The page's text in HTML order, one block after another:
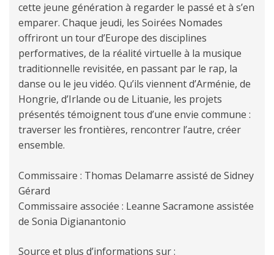
cette jeune génération à regarder le passé et à s’en
emparer. Chaque jeudi, les Soirées Nomades
offriront un tour d’Europe des disciplines
performatives, de la réalité virtuelle à la musique
traditionnelle revisitée, en passant par le rap, la
danse ou le jeu vidéo. Qu’ils viennent d’Arménie, de
Hongrie, d’Irlande ou de Lituanie, les projets
présentés témoignent tous d’une envie commune :
traverser les frontières, rencontrer l’autre, créer
ensemble.
Commissaire : Thomas Delamarre assisté de Sidney
Gérard
Commissaire associée : Leanne Sacramone assistée
de Sonia Digianantonio
Source et plus d’informations sur :